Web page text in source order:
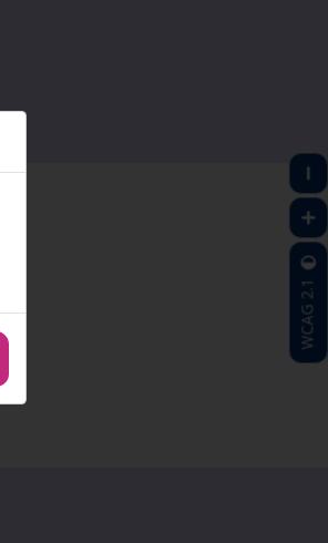
WCAG 2.1